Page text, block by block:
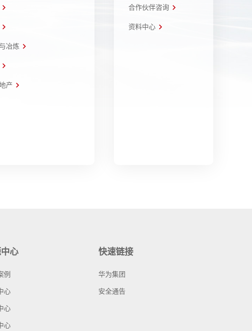
冶炼
产
合作伙伴咨询
资料中心
心
例
心
心
心
快速链接
华为集团
安全通告